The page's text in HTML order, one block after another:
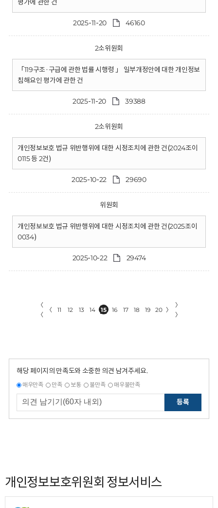
평가에 관한 건
2025-11-20 46160
2소위원회
「119구조·구급에 관한 법률 시행령 」 일부개정안에 대한 개인정보
침해요인 평가에 관한 건
2025-11-20 39388
2소위원회
개인정보보호 법규 위반행위에 대한 시정조치에 관한 건(2024조이
0115 등 2건)
2025-10-22 29690
위원회
개인정보보호 법규 위반행위에 대한 시정조치에 관한 건(2025조이
0034)
2025-10-22 29474
〈
〈
〈 11 12 13 14 15 16 17 18 19 20 〉
〉
〉
해당 페이지의 만족도와 소중한 의견 남겨주세요.
매우만족 만족 보통 불만족 매우불만족
등록
개인정보보호위원회 정보서비스